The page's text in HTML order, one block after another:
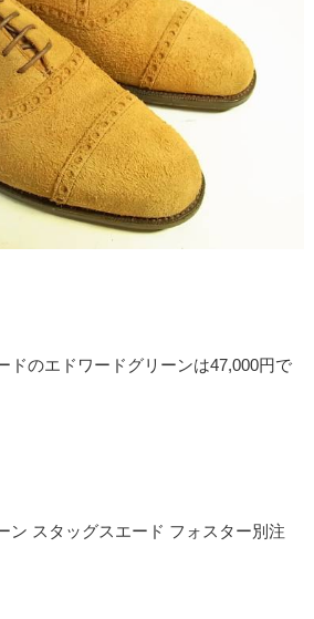
ドのエドワードグリーンは47,000円で
ン スタッグスエード フォスター別注